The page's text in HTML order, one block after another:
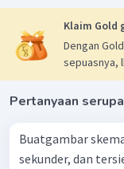
Klaim Gold
Dengan
sepuasnya,
Pertanyaan serupa
Buatgambar
sekunder, dan